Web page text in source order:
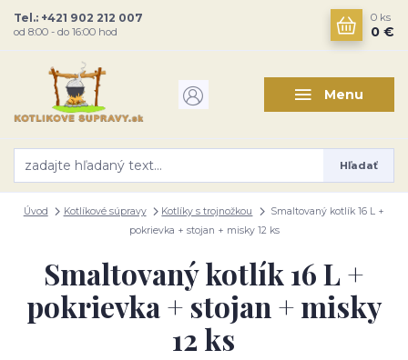
Menu
Hľadať
Tel.: +421 902 212 007
od 8:00 - do 16:00 hod
0 ks
0 €
Úvod Kotlíkové súpravy Kotlíky s trojnožkou
Smaltovaný kotlík 16 L +
pokrievka + stojan + misky 12 ks
Smaltovaný kotlík 16 L +
pokrievka + stojan + misky
12 ks